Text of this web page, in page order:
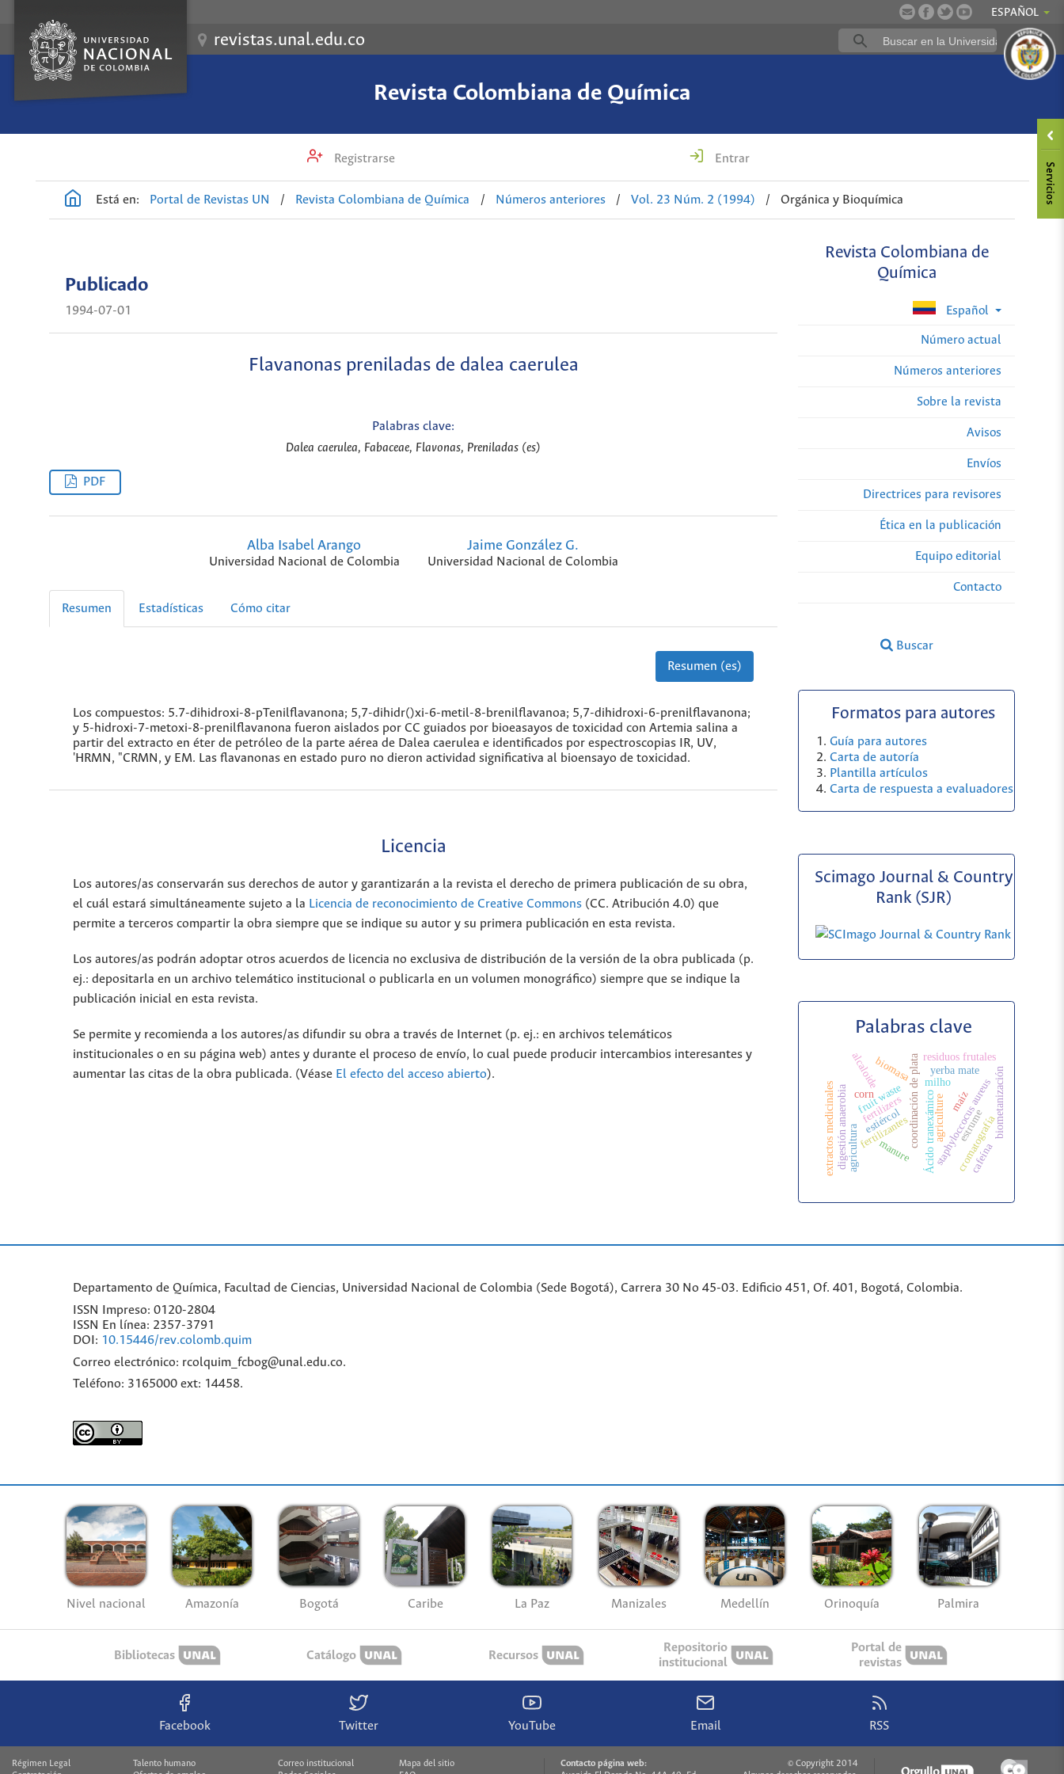
ESPAÑOL
revistas.unal.edu.co
Revista Colombiana de Química
Registrarse Entrar
Está en: Portal de Revistas UN / Revista Colombiana de Química / Números anteriores / Vol. 23 Núm. 2 (1994) / Orgánica y Bioquímica
Revista Colombiana de
Química
Español
Número actual
Números anteriores
Sobre la revista
Avisos
Envíos
Directrices para revisores
Ética en la publicación
Equipo editorial
Contacto
Buscar
Publicado
1994-07-01
Flavanonas preniladas de dalea caerulea
Palabras clave:
Dalea caerulea, Fabaceae, Flavonas, Preniladas (es)
PDF
Alba Isabel Arango
Universidad Nacional de Colombia
Jaime González G.
Universidad Nacional de Colombia
Resumen Estadísticas Cómo citar
Resumen (es)
Los compuestos: 5.7-dihidroxi-8-pTenilflavanona; 5,7-dihidr()xi-6-metil-8-brenilflavanoa; 5,7-dihidroxi-6-prenilflavanona;
y 5-hidroxi-7-metoxi-8-prenilflavanona fueron aislados por CC guiados por bioeasayos de toxicidad con Artemia salina a
partir del extracto en éter de petróleo de la parte aérea de Dalea caerulea e identificados por espectroscopias IR, UV,
'HRMN, "CRMN, y EM. Las flavanonas en estado puro no dieron actividad significativa al bioensayo de toxicidad.
Licencia
Los autores/as conservarán sus derechos de autor y garantizarán a la revista el derecho de primera publicación de su obra,
el cuál estará simultáneamente sujeto a la Licencia de reconocimiento de Creative Commons (CC. Atribución 4.0) que
permite a terceros compartir la obra siempre que se indique su autor y su primera publicación en esta revista.
Los autores/as podrán adoptar otros acuerdos de licencia no exclusiva de distribución de la versión de la obra publicada (p.
ej.: depositarla en un archivo telemático institucional o publicarla en un volumen monográfico) siempre que se indique la
publicación inicial en esta revista.
Se permite y recomienda a los autores/as difundir su obra a través de Internet (p. ej.: en archivos telemáticos
institucionales o en su página web) antes y durante el proceso de envío, lo cual puede producir intercambios interesantes y
aumentar las citas de la obra publicada. (Véase El efecto del acceso abierto).
Formatos para autores
Guía para autores
Carta de autoría
Plantilla artículos
Carta de respuesta a evaluadores
Scimago Journal & Country
Rank (SJR)
Palabras clave
coordinación de plataÁcido tranexámicostaphyloccocus aureus
fertilizantes
estiércol
residuos frutales
agricultura
maíz
fertilizers
manure
fruit waste agriculture
corn
estrume
milho
digestión anaerobia biometanización
biomasa
alcaloide
cromatografía
yerba mate
extractos medicinales cafeína
Departamento de Química, Facultad de Ciencias, Universidad Nacional de Colombia (Sede Bogotá), Carrera 30 No 45-03. Edificio 451, Of. 401, Bogotá, Colombia.
ISSN Impreso: 0120-2804
ISSN En línea: 2357-3791
DOI: 10.15446/rev.colomb.quim
Correo electrónico: rcolquim_fcbog@unal.edu.co.
Teléfono: 3165000 ext: 14458.
Nivel nacional Amazonía Bogotá Caribe La Paz Manizales Medellín Orinoquía Palmira
Bibliotecas Catálogo Recursos
Repositorio
institucional
Portal de
revistas
Facebook Twitter YouTube Email RSS
Régimen Legal
Talento humano
Correo institucional
Mapa del sitio
Contacto página web:
© Copyright 2014